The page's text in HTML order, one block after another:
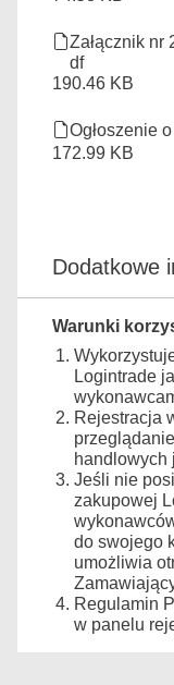
Załącznik nr
df
190.46 KB
Ogłoszenie
172.99 KB
Dodatkowe
Warunki
Logintrade
Rejestracja
handlowych
Jeśli nie
zakupowej
do swojego
umożliwia
Regulamin
w panelu